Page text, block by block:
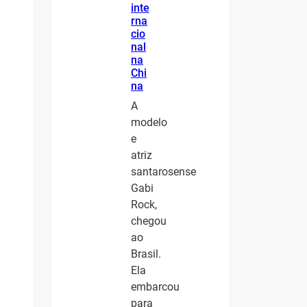
inte
rna
cio
nal
na
Chi
na
A
modelo
e
atriz
santarosense
Gabi
Rock,
chegou
ao
Brasil.
Ela
embarcou
para